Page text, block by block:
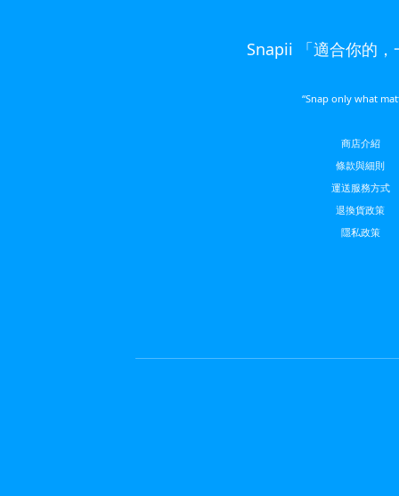
Snapii 「適合你的，
“Snap only what
商店介紹
條款與細則
運送服務方式
退換貨政策
隱私政策